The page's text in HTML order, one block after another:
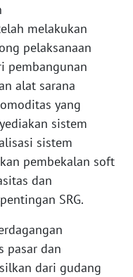
melakukan
pelaksanaan
pembangunan
alat sarana
yang
sistem
sistem
pembekalan soft
dan
SRG.
pasar dan
dari gudang